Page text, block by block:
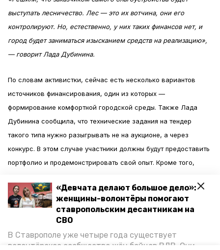
«Девчата делают большое дело»:
женщины-волонтёры помогают
ставропольским десантникам на
СВО
В Ставрополе уже четыре года существует
волонтёрское сообщество жён бойцов ВДВ. Они
выступать лесничество. Лес — это их вотчина, они его
контролируют. Но, естественно, у них таких финансов нет, и
город будет заниматься изысканием средств на реализацию»,
— говорит Лада Дубинина.
По словам активистки, сейчас есть несколько вариантов
источников финансирования, один из которых —
формирование комфортной городской среды. Также Лада
Дубинина сообщила, что технические задания на тендер
такого типа нужно разыгрывать не на аукционе, а через
конкурс. В этом случае участники должны будут предоставить
портфолио и продемонстрировать свой опыт. Кроме того,
авторский надзор, так как проект по данному благоустройству
не относится к капитальному строительству.
которая рассмотрит вопросы дальнейшего благоустройства